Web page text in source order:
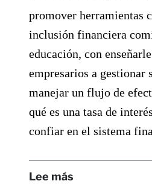
promover herramientas
inclusión financiera
educación, con
empresarios a gestionar
manejar un flujo de
qué es una tasa de
confiar en el sistema
Lee más